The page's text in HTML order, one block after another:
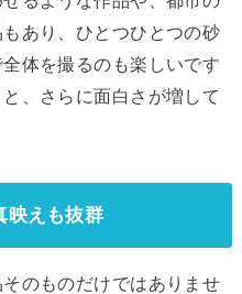
あり、ひとつひとつの砂
体を撮るのも楽しいです
、さらに面白さが増して
映えも抜群
のものだけではありませ